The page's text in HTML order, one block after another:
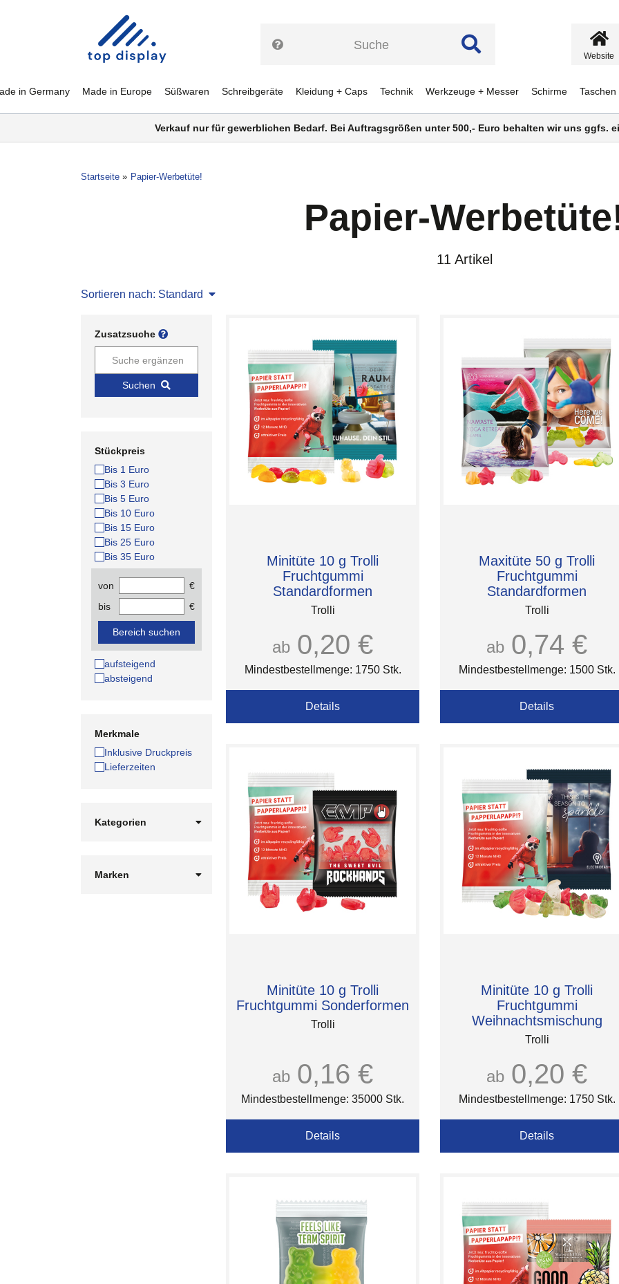
in Germany Made in Europe Süßwaren Schreibgeräte Kleidung + Caps Technik Werkzeuge + Messer Schirme Taschen
Website
Verkauf nur für gewerblichen Bedarf. Bei Auftragsgrößen unter 500,- Euro behalten wir uns ggfs.
Startseite Papier-Werbetüte!
Papier-
11 Artikel
Sortieren nach: Standard
Zusatzsuche
Suchen
Stückpreis
Bis 1 Euro
Bis 3 Euro
Bis 5 Euro
Bis 10 Euro
Bis 15 Euro
Bis 25 Euro
Bis 35 Euro
von
€
bis
€
Bereich suchen
aufsteigend
absteigend
Merkmale
Inklusive Druckpreis
Lieferzeiten
Kategorien
Sonstige
Marken
Minitüte 10 g Trolli
Fruchtgummi
Standardformen
Trolli
ab 0,20 €
Mindestbestellmenge: 1750 Stk.
Details
Maxitüte 50 g Trolli
Fruchtgummi
Standardformen
Trolli
ab 0,74 €
Mindestbestellmenge: 1500 Stk.
Details
Minitüte 10 g Trolli
Fruchtgummi Sonderformen
Trolli
ab 0,16 €
Mindestbestellmenge: 35000 Stk.
Details
Minitüte 10 g Trolli
Fruchtgummi
Weihnachtsmischung
Trolli
ab 0,20 €
Mindestbestellmenge: 1750 Stk.
Details